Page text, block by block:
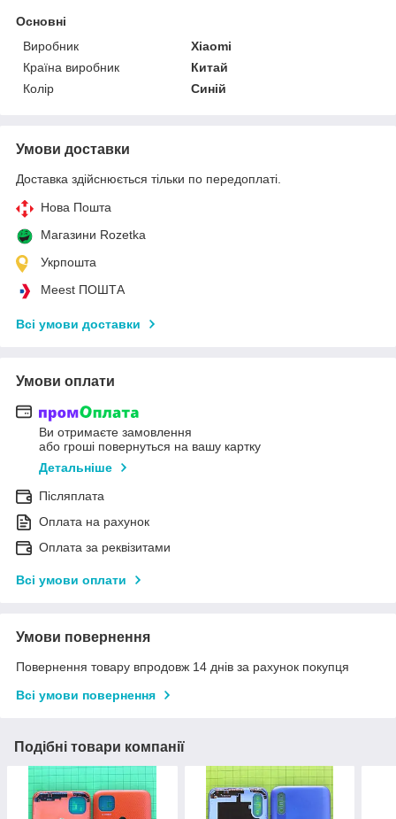
Основні
Виробник
Xiaomi
Країна виробник
Китай
Колір
Синій
Умови доставки
Доставка здійснюється тільки по передоплаті.
Нова Пошта
Магазини Rozetka
Укрпошта
Meest ПОШТА
Всі умови доставки
Умови оплати
Ви отримаєте замовлення
або гроші повернуться на вашу картку
Детальніше
Післяплата
Оплата на рахунок
Оплата за реквізитами
Всі умови оплати
Умови повернення
Повернення товару впродовж 14 днів за рахунок покупця
Всі умови повернення
Подібні товари компанії